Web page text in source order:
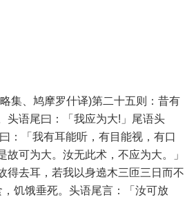
集、鸠摩罗什译)第二十五则：昔有
头语尾曰：「我应为大!」尾语头
：「我有耳能听，有目能视，有口
故可为大。汝无此术，不应为大。」
得去耳，若我以身遶木三匝三日而不
饥饿垂死。头语尾言：「汝可放